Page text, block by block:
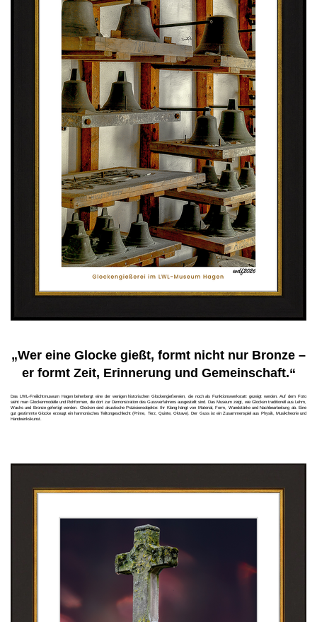
„Wer eine Glocke gießt, formt nicht nur Bronze –
er formt Zeit, Erinnerung und Gemeinschaft.“
Das LWL-Freilichtmuseum Hagen beherbergt eine der wenigen historischen Glockengießereien, die noch als Funktionswerkstatt gezeigt werden. Auf dem Foto
sieht man Glockenmodelle und Rohformen, die dort zur Demonstration des Gussverfahrens ausgestellt sind. Das Museum zeigt, wie Glocken traditionell aus Lehm,
Wachs und Bronze gefertigt werden. Glocken sind akustische Präzisionsobjekte: Ihr Klang hängt von Material, Form, Wandstärke und Nachbearbeitung ab. Eine
gut gestimmte Glocke erzeugt ein harmonisches Teiltongeschlecht (Prime, Terz, Quinte, Oktave). Der Guss ist ein Zusammenspiel aus Physik, Musiktheorie und
Handwerkskunst.